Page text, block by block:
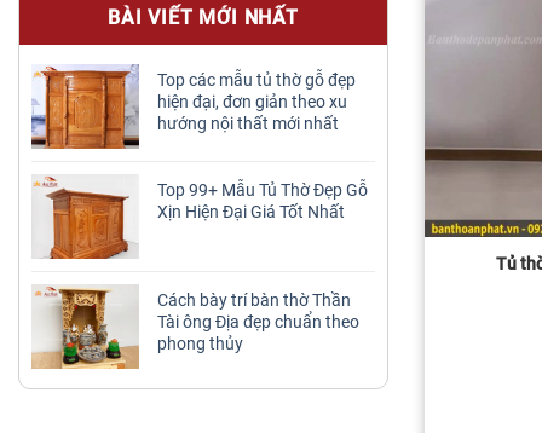
BÀI VIẾT MỚI NHẤT
Top các mẫu tủ thờ gỗ đẹp
hiện đại, đơn giản theo xu
hướng nội thất mới nhất
Top 99+ Mẫu Tủ Thờ Đẹp Gỗ
Xịn Hiện Đại Giá Tốt Nhất
Cách bày trí bàn thờ Thần
Tài ông Địa đẹp chuẩn theo
phong thủy
Tủ